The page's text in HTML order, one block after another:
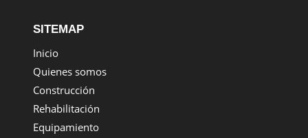
SITEMAP
Inicio
Quienes somos
Construcción
Rehabilitación
Equipamiento